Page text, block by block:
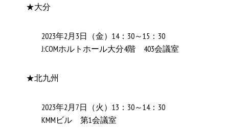
★大分
2023年2月3日（金）14：30～15：30
J:COMホルトホール大分4階 403会議室
★北九州
2023年2月7日（火）13：30～14：30
KMMビル 第1会議室